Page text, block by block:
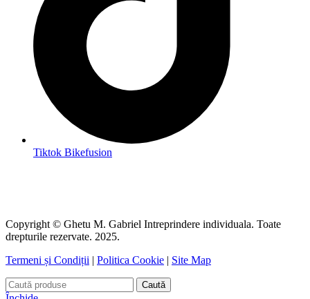
Tiktok Bikefusion
Copyright © Ghetu M. Gabriel Intreprindere individuala. Toate
drepturile rezervate. 2025.
Termeni și Condiții | Politica Cookie | Site Map
Caută